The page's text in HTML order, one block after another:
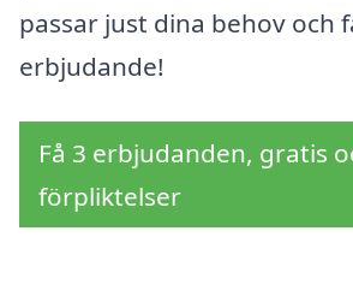
passar just dina behov och
erbjudande!
Få 3 erbjudanden, gratis
förpliktelser